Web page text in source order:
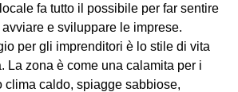
fa tutto il possibile per far sentire
avviare e sviluppare le imprese.
per gli imprenditori è lo stile di vita
La zona è come una calamita per i
clima caldo, spiagge sabbiose,